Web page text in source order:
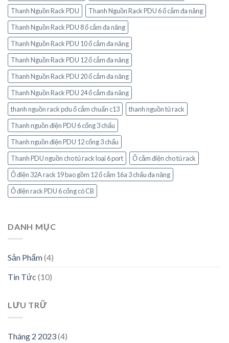
Thanh Nguồn Rack PDU
Thanh Nguồn Rack PDU 6 ổ cắm đa năng
Thanh Nguồn Rack PDU 8 ổ cắm đa năng
Thanh Nguồn Rack PDU 10 ổ cắm đa năng
Thanh Nguồn Rack PDU 12 ổ cắm đa năng
Thanh Nguồn Rack PDU 20 ổ cắm đa năng
Thanh Nguồn Rack PDU 24 ổ cắm đa năng
thanh nguồn rack pdu ổ cắm chuẩn c13
thanh nguồn tủ rack
Thanh nguồn điện PDU 6 cổng 3 chấu
Thanh nguồn điện PDU 12 cổng 3 chấu
Thanh PDU nguồn cho tủ rack loại 6 port
Ổ cắm điện cho tủ rack
Ổ điện 32A rack 19 bao gồm 12 ổ cắm 16a 3 chấu đa năng
Ổ điện rack PDU 6 cổng có CB
DANH MỤC
Sản Phẩm(4)
Tin Tức (10)
LƯU TRỮ
Tháng 2 2023(4)